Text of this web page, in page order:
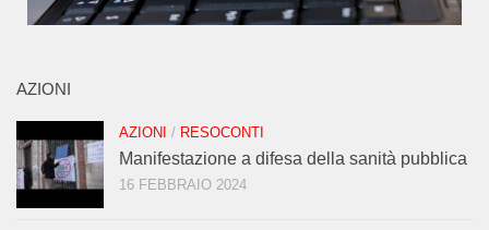
AZIONI
AZIONI / RESOCONTI
Manifestazione a difesa della sanità pubblica
16 FEBBRAIO 2024